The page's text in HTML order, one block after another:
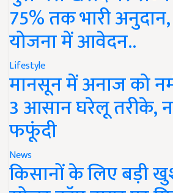
75% तक भारी
योजना में आवेदन..
Lifestyle
मानसून में अनाज को
3 आसान घरेलू तरीके,
फफूंदी
News
किसानों के लिए बड़ी